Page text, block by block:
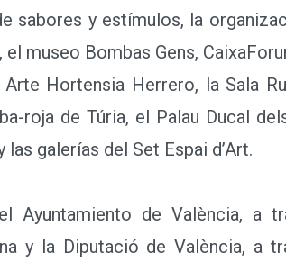
y estímulos, la
museo Bombas Gens,
Hortensia Herrero, la Sala
roja de Túria, el Palau Ducal
galerías del Set Espai d’Art.
de València, a
y la Diputació de València, a